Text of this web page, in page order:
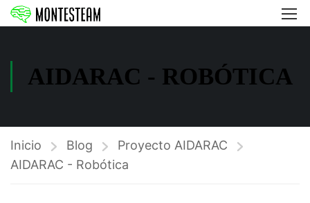
AIDARAC - ROBÓTICA
Inicio Blog
Proyecto AIDARAC
AIDARAC - Robótica